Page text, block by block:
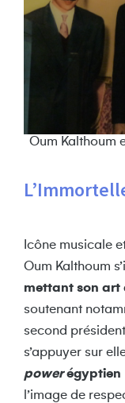
Oum Kalthoum
Icône musicale
Oum Kalthoum
mettant son art
soutenant
second
s’appuyer sur
powerégyptien
l’image de